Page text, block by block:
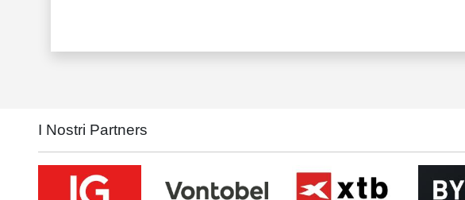
I Nostri Partners